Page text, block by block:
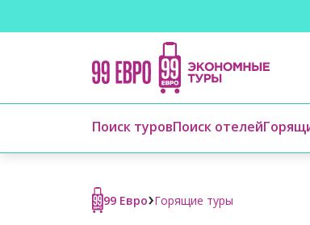
Поиск туровПоиск отелей
99 Евро›Горящие туры